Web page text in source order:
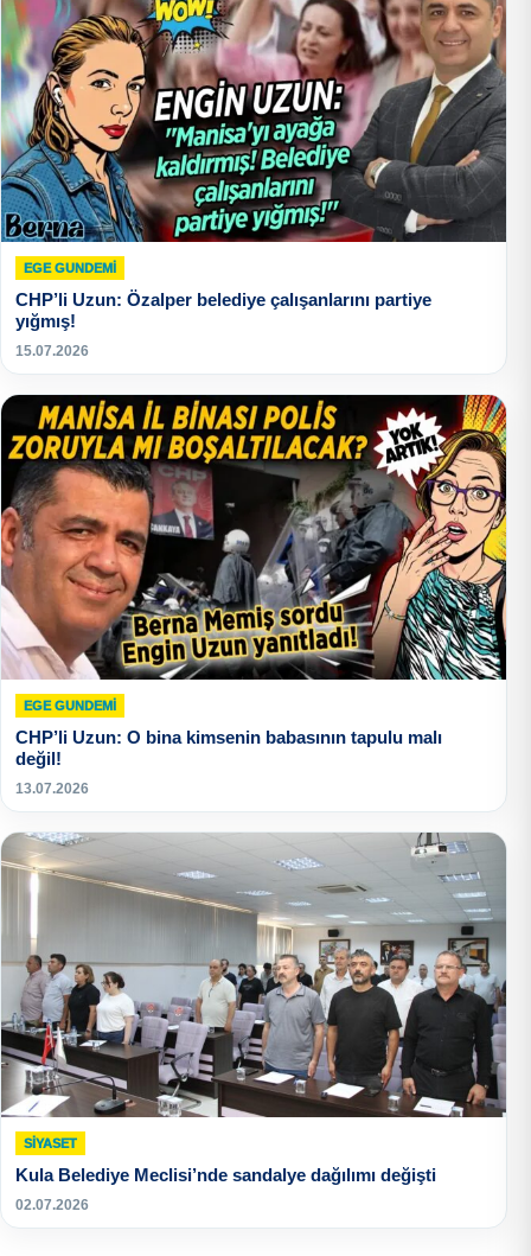
EGE GUNDEMİ
CHP’li Uzun: Özalper belediye çalışanlarını partiye
yığmış!
15.07.2026
EGE GUNDEMİ
CHP’li Uzun: O bina kimsenin babasının tapulu malı
değil!
13.07.2026
SIYASET
Kula Belediye Meclisi’nde sandalye dağılımı değişti
02.07.2026